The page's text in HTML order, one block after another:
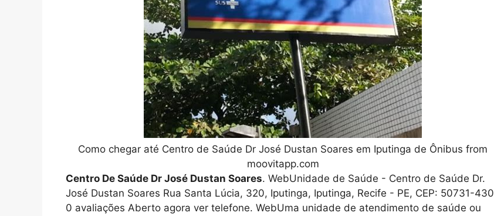
Como chegar até Centro de Saúde Dr José Dustan Soares em Iputinga de Ônibus from
moovitapp.com
Centro De Saúde Dr José Dustan Soares. WebUnidade de Saúde - Centro de Saúde Dr.
José Dustan Soares Rua Santa Lúcia, 320, Iputinga, Iputinga, Recife - PE, CEP: 50731-430
0 avaliações Aberto agora ver telefone. WebUma unidade de atendimento de saúde ou